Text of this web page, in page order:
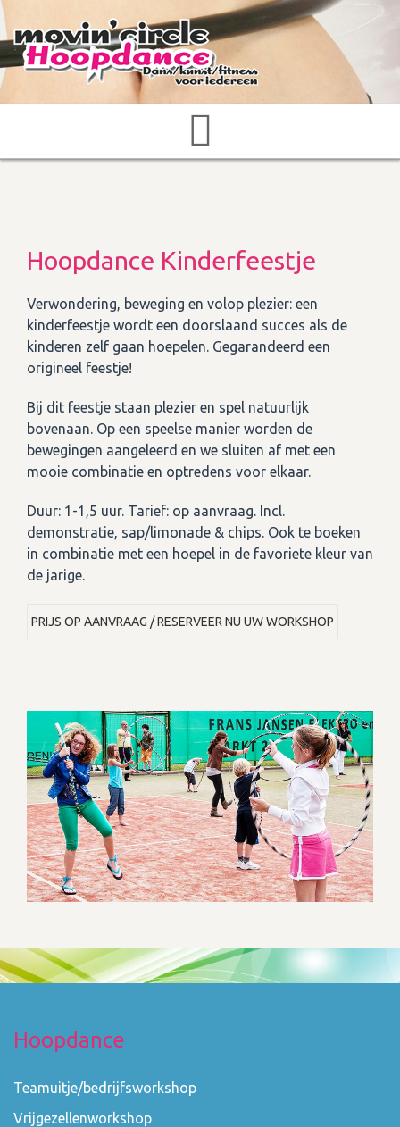
Hoopdance Kinderfeestje
Verwondering, beweging en volop plezier: een
kinderfeestje wordt een doorslaand succes als de
kinderen zelf gaan hoepelen. Gegarandeerd een
origineel feestje!
Bij dit feestje staan plezier en spel natuurlijk
bovenaan. Op een speelse manier worden de
bewegingen aangeleerd en we sluiten af met een
mooie combinatie en optredens voor elkaar.
Duur: 1-1,5 uur. Tarief: op aanvraag. Incl.
demonstratie, sap/limonade & chips. Ook te boeken
in combinatie met een hoepel in de favoriete kleur van
de jarige.
PRIJS OP AANVRAAG / RESERVEER NU UW WORKSHOP
Hoopdance
Teamuitje/bedrijfsworkshop
Vrijgezellenworkshop